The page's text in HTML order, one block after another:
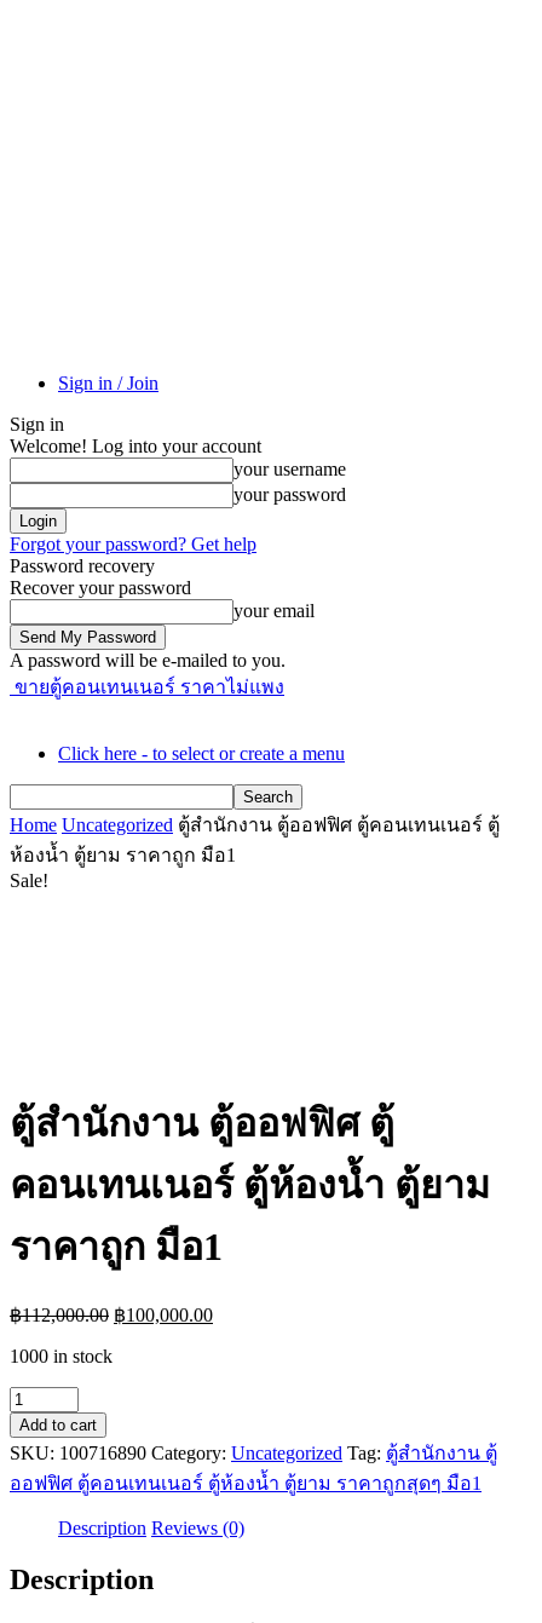
Sign in / Join
Sign in
Welcome! Log into your account
your username
your password
Forgot your password? Get help
Password recovery
Recover your password
your email
A password will be e-mailed to you.
ขายตู้คอนเทนเนอร์ ราคาไม่แพง
Click here - to select or create a menu
Home Uncategorized ตู้สำนักงาน ตู้ออฟฟิศ ตู้คอนเทนเนอร์ ตู้
ห้องน้ำ ตู้ยาม ราคาถูก มือ1
Sale!
ตู้สำนักงาน ตู้ออฟฟิศ ตู้
คอนเทนเนอร์ ตู้ห้องน้ำ ตู้ยาม
ราคาถูก มือ1
฿112,000.00 Original
฿100,000.00Current
1000 in stock
ตู้
สำนักงาน
ตู้
ออฟฟิศ
ตู้
Add to cart
SKU: 100716890 Category: Uncategorized Tag: ตู้สำนักงาน ตู้
ออฟฟิศ ตู้คอนเทนเนอร์ ตู้ห้องน้ำ ตู้ยาม ราคาถูกสุดๆ มือ1
Description Reviews (0)
Description